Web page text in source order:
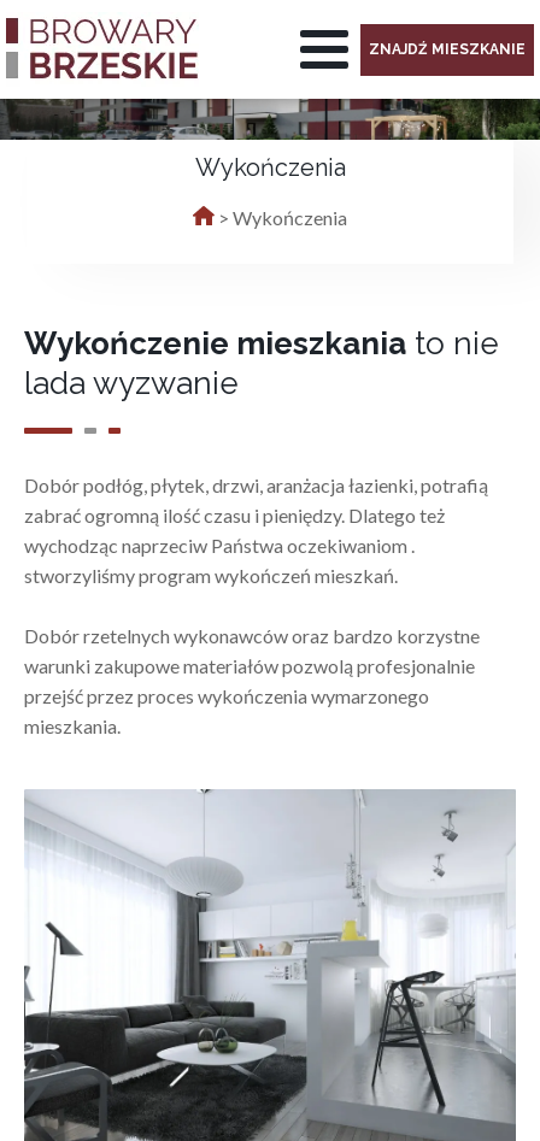
ZNAJDŹ MIESZKANIE
Wykończenia
> Wykończenia
Wykończenie mieszkania to nie
lada wyzwanie
Dobór podłóg, płytek, drzwi, aranżacja łazienki, potrafią
zabrać ogromną ilość czasu i pieniędzy. Dlatego też
wychodząc naprzeciw Państwa oczekiwaniom .
stworzyliśmy program wykończeń mieszkań.
Dobór rzetelnych wykonawców oraz bardzo korzystne
warunki zakupowe materiałów pozwolą profesjonalnie
przejść przez proces wykończenia wymarzonego
mieszkania.